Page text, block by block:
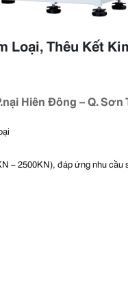
Loại, Thêu Kết
Hiên Đông – Q. Sơn
– 2500KN), đáp ứng nhu